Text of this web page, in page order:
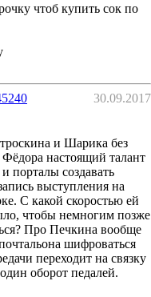
чтоб купить сок по
30.09.2017
и Шарика без
настоящий талант
порталы создавать
выступления на
С какой скоростью ей
чтобы немногим позже
Про Печкина вообще
шифроваться
переходит на связку
оборот педалей.